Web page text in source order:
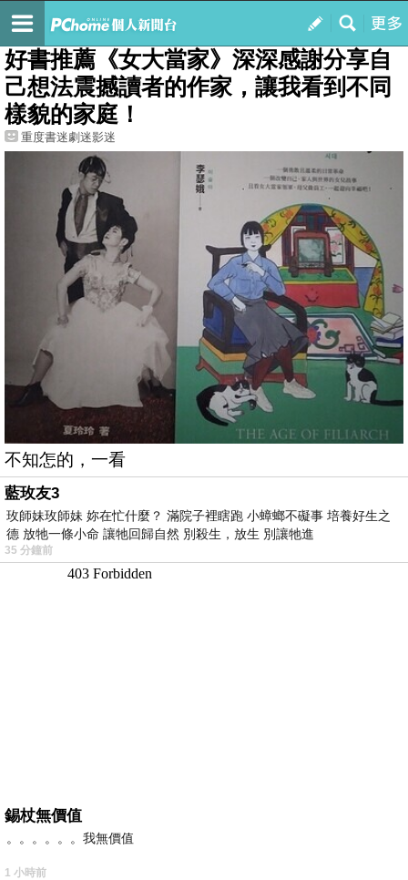
我的
最新文章
好書推薦《女大當家》深深感謝分享自
己想法震撼讀者的作家，讓我看到不同
樣貌的家庭！
重度書迷劇迷影迷
不知怎的，一看
藍玫友3
玫師妹玫師妹 妳在忙什麼？ 滿院子裡瞎跑 小蟑螂不礙事 培養好生之
德 放牠一條小命 讓牠回歸自然 別殺生，放生 別讓牠進
35 分鐘前
錫杖無價值
。。。。。。我無價值
1 小時前